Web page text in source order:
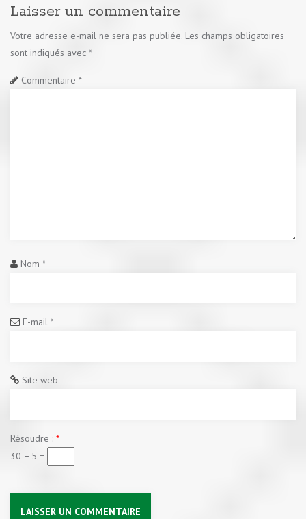
Laisser un commentaire
Votre adresse e-mail ne sera pas publiée. Les champs obligatoires
sont indiqués avec *
Commentaire *
Nom *
E-mail *
Site web
Résoudre : *
30 − 5 =